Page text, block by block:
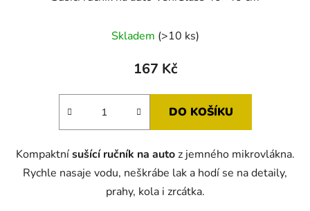
Skladem (>10 ks)
167 Kč
DO KOŠÍKU
Kompaktnísušící ručník na autoz jemného mikrovlákna.
Rychle nasaje vodu, neškrábe lak a hodí se na detaily,
prahy, kola i zrcátka.